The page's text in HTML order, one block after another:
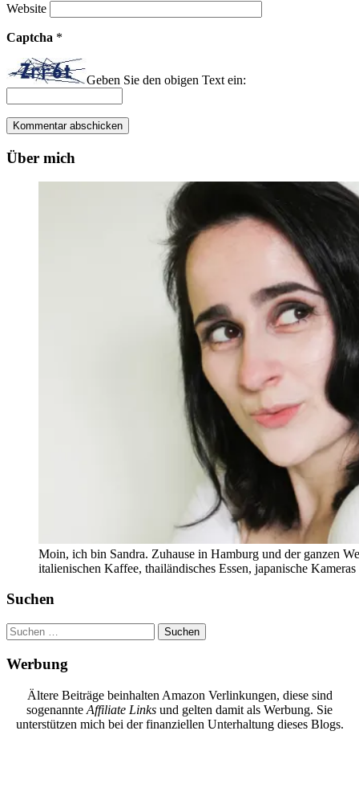
Website
Captcha *
Geben Sie den obigen Text ein:
Über mich
Moin, ich bin Sandra. Zuhause in Hamburg und der ganzen
italienischen Kaffee, thailändisches Essen, japanische
Suchen
Suchen
nach:
Werbung
Ältere Beiträge beinhalten Amazon Verlinkungen, diese sind
sogenannte Affiliate Links und gelten damit als Werbung. Sie
unterstützen mich bei der finanziellen Unterhaltung dieses Blogs.